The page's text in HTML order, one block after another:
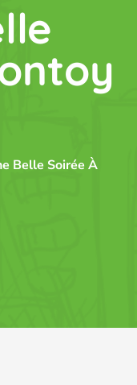
Belle Soirée À